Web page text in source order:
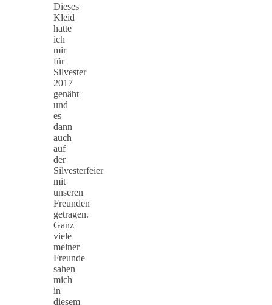
Dieses
Kleid
hatte
ich
mir
für
Silvester
2017
genäht
und
es
dann
auch
auf
der
Silvesterfeier
mit
unseren
Freunden
getragen.
Ganz
viele
meiner
Freunde
sahen
mich
in
diesem